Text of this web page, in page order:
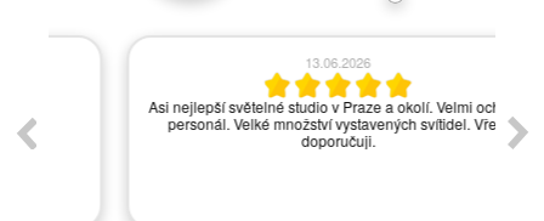
Asi nejlepší světelné studio v Praze a okolí. Velmi ochotný
personál. Velké množství vystavených svítidel. Vřele
doporučuji.